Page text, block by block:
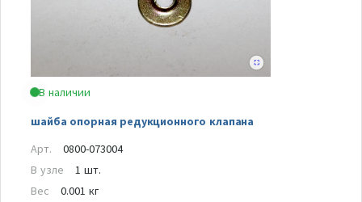
В наличии
шайба опорная редукционного клапана
Арт.
0800-073004
В узле
1 шт.
Вес
0.001 кг